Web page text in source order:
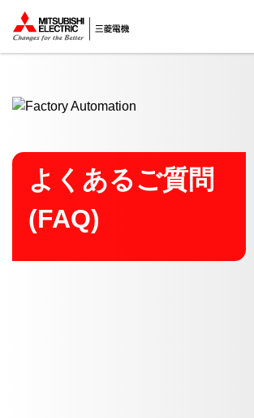
ここから本文
よくあるご質問
(FAQ)